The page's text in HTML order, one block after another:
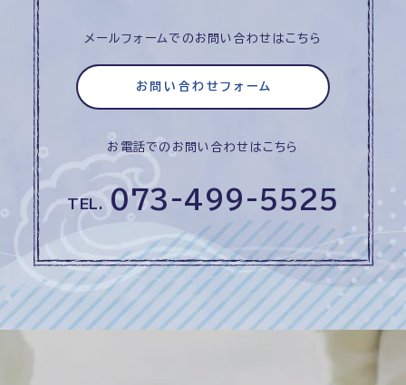
メールフォームでのお問い合わせはこちら
お問い合わせフォーム
お電話でのお問い合わせはこちら
TEL. 073-499-5525